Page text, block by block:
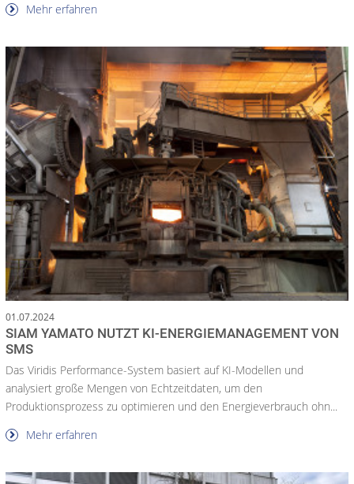
Mehr erfahren
01.07.2024
SIAM YAMATO NUTZT KI-ENERGIEMANAGEMENT VON
SMS
Das Viridis Performance-System basiert auf KI-Modellen und
analysiert große Mengen von Echtzeitdaten, um den
Produktionsprozess zu optimieren und den Energieverbrauch ohn...
Mehr erfahren